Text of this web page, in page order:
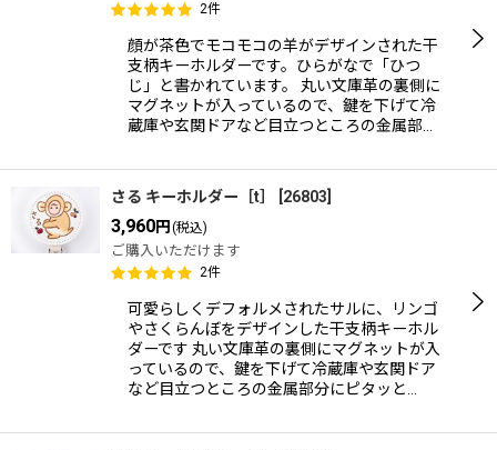
2件
顔が茶色でモコモコの羊がデザインされた干
支柄キーホルダーです。ひらがなで「ひつ
じ」と書かれています。 丸い文庫革の裏側に
マグネットが入っているので、鍵を下げて冷
蔵庫や玄関ドアなど目立つところの金属部…
さる キーホルダー［t］ 26803
3,960円 (税込)
ご購入いただけます
2件
可愛らしくデフォルメされたサルに、リンゴ
やさくらんぼをデザインした干支柄キーホル
ダーです 丸い文庫革の裏側にマグネットが入
っているので、鍵を下げて冷蔵庫や玄関ドア
など目立つところの金属部分にピタッと…